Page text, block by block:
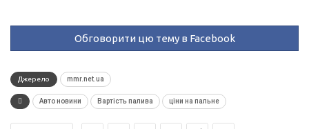
Обговорити цю тему в Facebook
Джерело mmr.net.ua
Авто новини Вартість палива ціни на пальне